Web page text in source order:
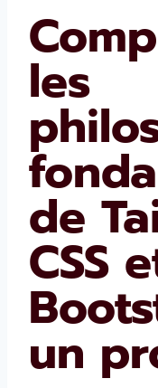
les
de
CSS
un